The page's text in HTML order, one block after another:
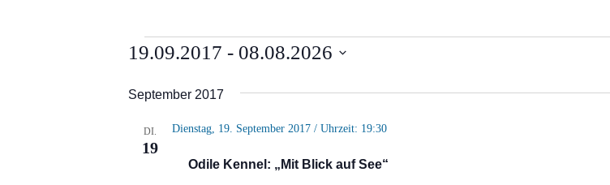
Veranstaltungen
19.09.2017 - 08.08.2026
wählen.
September 2017
DI.
19
Odile Kennel: „Mit Blick auf See“
Dienstag, 19. September 2017 / Uhrzeit: 19:30